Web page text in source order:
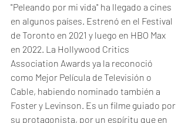
"Peleando por mi vida" ha llegado a cines
en algunos países. Estrenó en el Festival
de Toronto en 2021 y luego en HBO Max
en 2022. La Hollywood Critics
Association Awards ya la reconoció
como Mejor Película de Televisión o
Cable, habiendo nominado también a
Foster y Levinson. Es un filme guiado por
su protagonista, por un espíritu que en